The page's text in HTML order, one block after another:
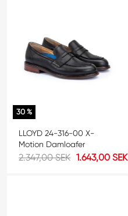
30 %
LLOYD 24-316-00 X-
Motion Damloafer
2.347,00 SEK 1.643,00 SEK